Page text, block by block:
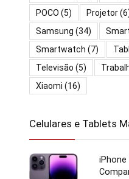
POCO (5) Projetor
Samsung (34)
Smartwatch (7)
Televisão (5)
Xiaomi (16)
Celulares e Tablets
iPhone